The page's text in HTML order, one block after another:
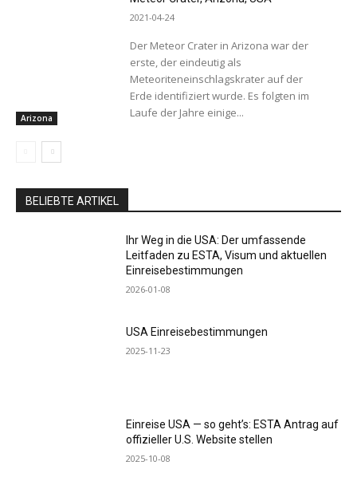
Arizona
2021-04-24
Der Meteor Crater in Arizona war der
erste, der eindeutig als
Meteoriteneinschlagskrater auf der
Erde identifiziert wurde. Es folgten im
Laufe der Jahre einige...
BELIEBTE ARTIKEL
Ihr Weg in die USA: Der umfassende
Leitfaden zu ESTA, Visum und aktuellen
Einreisebestimmungen
2026-01-08
USA Einreisebestimmungen
2025-11-23
Einreise USA — so geht’s: ESTA Antrag auf
offizieller U.S. Website stellen
2025-10-08